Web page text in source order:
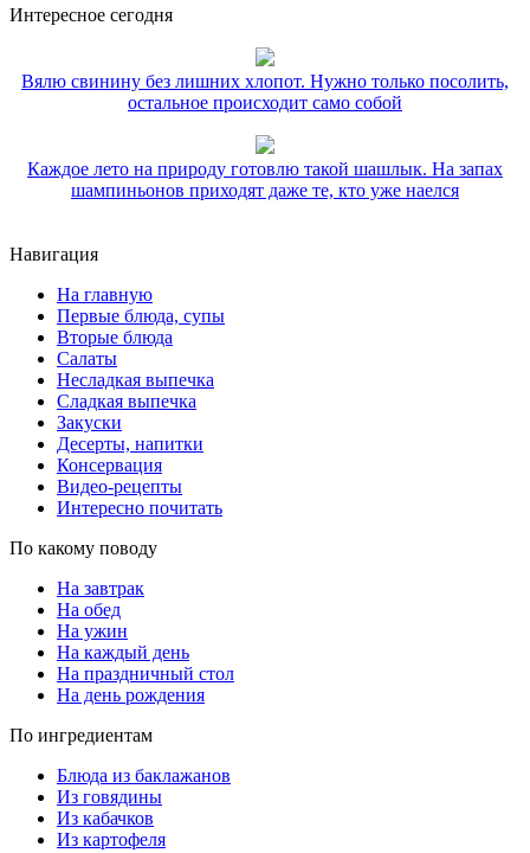
Интересное сегодня
Вялю свинину без лишних хлопот. Нужно только посолить,
остальное происходит само собой
Каждое лето на природу готовлю такой шашлык. На запах
шампиньонов приходят даже те, кто уже наелся
Навигация
На главную
Первые блюда, супы
Вторые блюда
Салаты
Несладкая выпечка
Сладкая выпечка
Закуски
Десерты, напитки
Консервация
Видео-рецепты
Интересно почитать
По какому поводу
На завтрак
На обед
На ужин
На каждый день
На праздничный стол
На день рождения
По ингредиентам
Блюда из баклажанов
Из говядины
Из кабачков
Из картофеля